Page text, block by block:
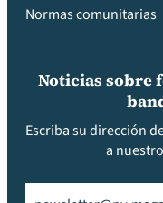
Normas comunitarias
Noticias sobre
Escriba su dirección
a